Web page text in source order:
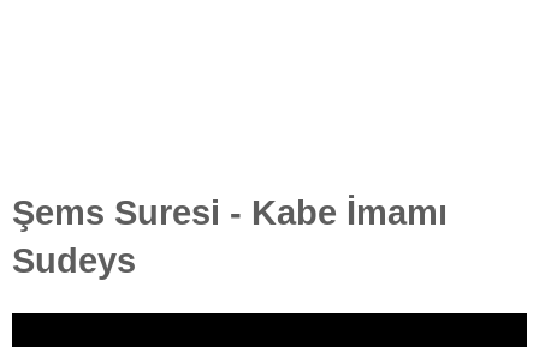
Şems Suresi - Kabe İmamı
Sudeys